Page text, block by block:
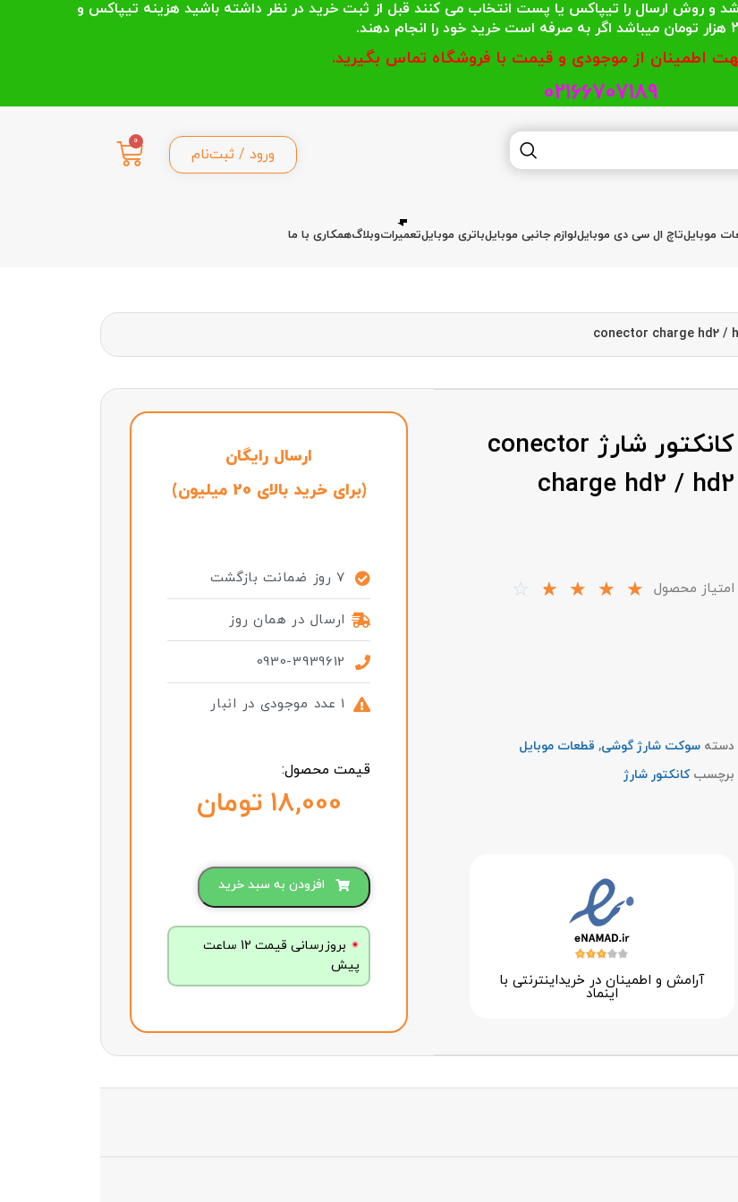
ورود / ثبت‌نام
0
موبایلتاچ ال سی دی موبایللوازم جانبی موبایلباتری موبایلتعمیراتوبلاگهمکاری با ما
کانکتور شارژ conector
charge hd2 / hd2
امتیاز محصول ☆
☆
☆
☆
☆
دسته سوکت شارژ گوشی, قطعات موبایل
برچسب کانکتور شارژ
آرامش و اطمینان در خرید‌اینترنتی با
اینماد
ارسال رایگان
(برای خرید بالای 20 میلیون)
7 روز ضمانت بازگشت
ارسال در همان روز
0930-3939612
1 عدد موجودی در انبار
قیمت محصول:
تومان
افزودن به سبد خرید
بروزرسانی قیمت 12 ساعت
پیش
خریدشان کمتر از 200 هزار تومان میباشد و روش ارسال را تیپاکس یا پست انتخاب می کنند قبل از ثبت خرید در نظر داشته باشید هزینه تیپاکس و
اطمینان از موجودی و قیمت با فروشگاه تماس بگیرید.
02166707189